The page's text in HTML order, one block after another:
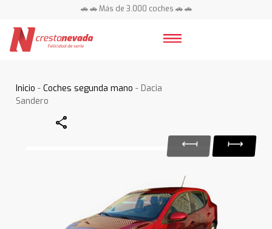
🚗 🚗 Más de 3.000 coches 🚗 🚗
Inicio -Coches segunda mano - Dacia
Sandero
Share